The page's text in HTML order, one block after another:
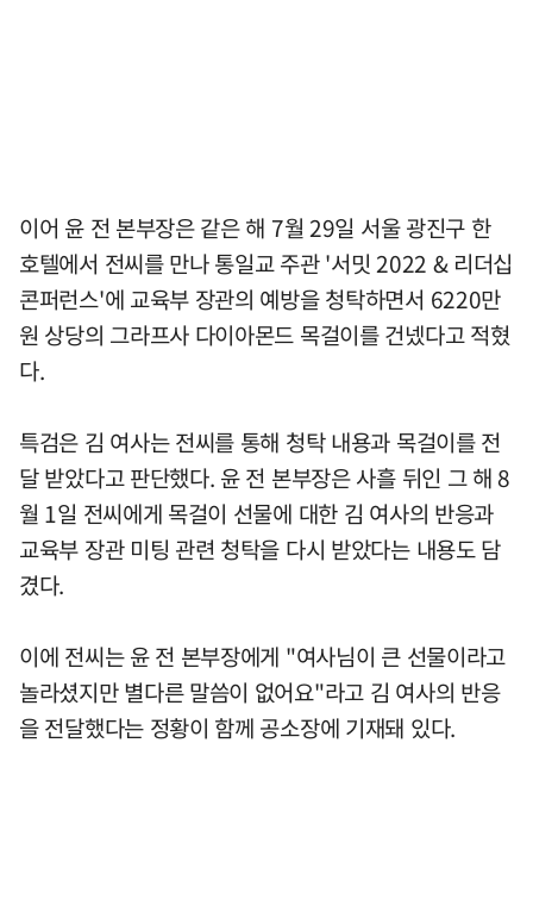
이어 윤 전 본부장은 같은 해 7월 29일 서울 광진구 한
호텔에서 전씨를 만나 통일교 주관 '서밋 2022 & 리더십
콘퍼런스'에 교육부 장관의 예방을 청탁하면서 6220만
원 상당의 그라프사 다이아몬드 목걸이를 건넸다고 적혔
다.
특검은 김 여사는 전씨를 통해 청탁 내용과 목걸이를 전
달 받았다고 판단했다. 윤 전 본부장은 사흘 뒤인 그 해 8
월 1일 전씨에게 목걸이 선물에 대한 김 여사의 반응과
교육부 장관 미팅 관련 청탁을 다시 받았다는 내용도 담
겼다.
이에 전씨는 윤 전 본부장에게 "여사님이 큰 선물이라고
놀라셨지만 별다른 말씀이 없어요"라고 김 여사의 반응
을 전달했다는 정황이 함께 공소장에 기재돼 있다.